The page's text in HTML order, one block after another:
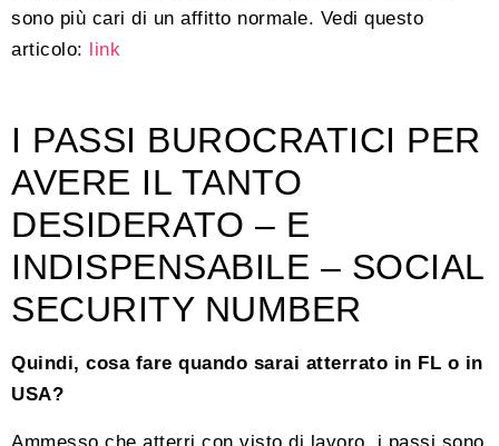
sono più cari di un affitto normale. Vedi questo
articolo:
link
I PASSI BUROCRATICI PER
AVERE IL TANTO
DESIDERATO – E
INDISPENSABILE – SOCIAL
SECURITY NUMBER
Quindi, cosa fare quando sarai atterrato in FL o in
USA?